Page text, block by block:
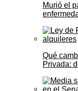
Murió el
Qué
Privada: